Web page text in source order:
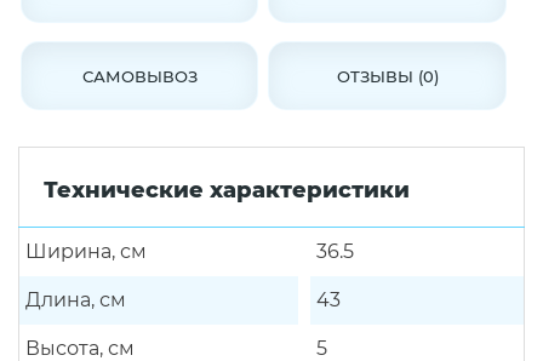
САМОВЫВОЗ ОТЗЫВЫ (0)
Технические характеристики
Ширина, см 36.5
Длина, см 43
Высота, см 5